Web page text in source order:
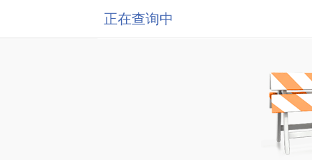
正在查询中